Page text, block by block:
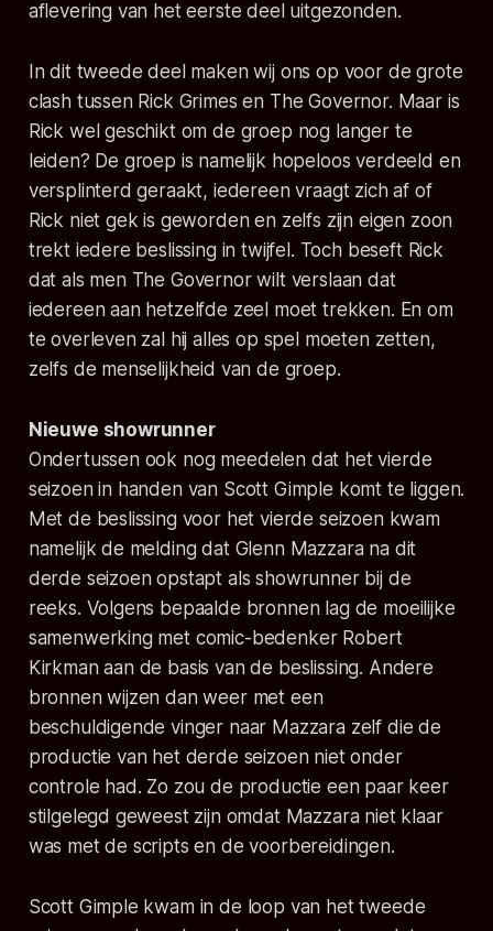
aflevering van het eerste deel uitgezonden.
In dit tweede deel maken wij ons op voor de grote
clash tussen Rick Grimes en The Governor. Maar is
Rick wel geschikt om de groep nog langer te
leiden? De groep is namelijk hopeloos verdeeld en
versplinterd geraakt, iedereen vraagt zich af of
Rick niet gek is geworden en zelfs zijn eigen zoon
trekt iedere beslissing in twijfel. Toch beseft Rick
dat als men The Governor wilt verslaan dat
iedereen aan hetzelfde zeel moet trekken. En om
te overleven zal hij alles op spel moeten zetten,
zelfs de menselijkheid van de groep.
Nieuwe showrunner
Ondertussen ook nog meedelen dat het vierde
seizoen in handen van Scott Gimple komt te liggen.
Met de beslissing voor het vierde seizoen kwam
namelijk de melding dat Glenn Mazzara na dit
derde seizoen opstapt als showrunner bij de
reeks. Volgens bepaalde bronnen lag de moeilijke
samenwerking met comic-bedenker Robert
Kirkman aan de basis van de beslissing. Andere
bronnen wijzen dan weer met een
beschuldigende vinger naar Mazzara zelf die de
productie van het derde seizoen niet onder
controle had. Zo zou de productie een paar keer
stilgelegd geweest zijn omdat Mazzara niet klaar
was met de scripts en de voorbereidingen.
Scott Gimple kwam in de loop van het tweede